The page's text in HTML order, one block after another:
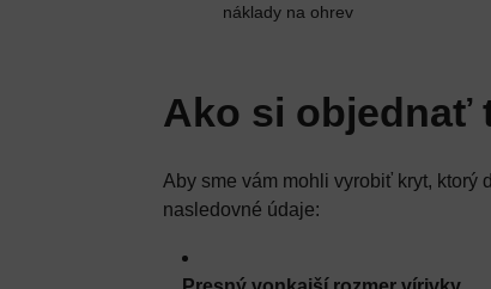
náklady na ohrev
Ako si objednať
Aby sme vám mohli vyrobiť kryt, ktorý
nasledovné údaje: